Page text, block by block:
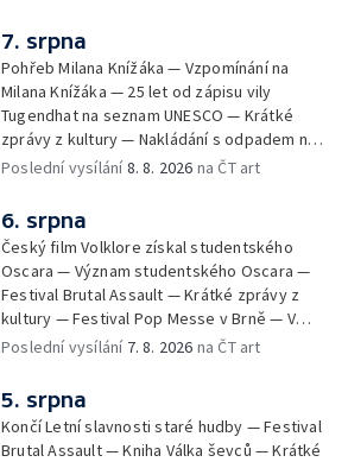
7. srpna
Pohřeb Milana Knížáka — Vzpomínání na
Milana Knížáka — 25 let od zápisu vily
Tugendhat na seznam UNESCO — Krátké
zprávy z kultury — Nakládání s odpadem na
festivalu Brutal Assault — Koncert Marka
Poslední vysílání8. 8. 2026 na ČT art
6. srpna
Český film Volklore získal studentského
Oscara — Význam studentského Oscara —
Festival Brutal Assault — Krátké zprávy z
kultury — Festival Pop Messe v Brně — V
Opavě promítají Odysseu z filmového pásu
Poslední vysílání 7. 8. 2026 na ČT art
5. srpna
Končí Letní slavnosti staré hudby — Festival
Brutal Assault — Kniha Válka ševců — Krátké